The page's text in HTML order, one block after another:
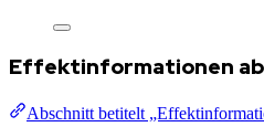
Effektinformationen
Abschnitt betitelt